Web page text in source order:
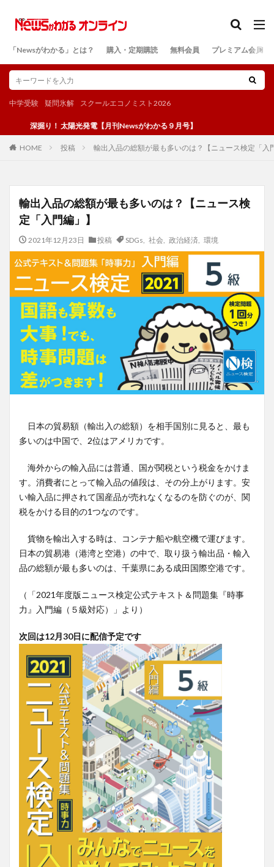
「Newsがわかる」とは？ 購入・定期購読 無料会員 プレミアム会員
中学受験 疑問氷解 スクールエコノミスト2026
深掘り！ 太陽光発電【月刊Newsがわかる９月号】
HOME 投稿 輸出入品の総額が最も多いのは？【ニュース検定「入
輸出入品の総額が最も多いのは？【ニュース検
定「入門編」】
2021年12月23日 投稿 SDGs 社会, 政治経済, 環境
日本の貿易額（輸出入の総額）を相手国別に見ると、最も
多いのは中国で、2位はアメリカです。
海外からの輸入品には普通、国が関税という税金をかけま
す。消費者にとって輸入品の値段は、その分上がります。安
い輸入品に押されて国産品が売れなくなるのを防ぐのが、関
税をかける目的の1つなのです。
貨物を輸出入する時は、コンテナ船や航空機で運びます。
日本の貿易港（港湾と空港）の中で、取り扱う輸出品・輸入
品の総額が最も多いのは、千葉県にある成田国際空港です。
（「2021年度版ニュース検定公式テキスト＆問題集『時事
力』入門編（５級対応）」より）
次回は12月30日に配信予定です
検索